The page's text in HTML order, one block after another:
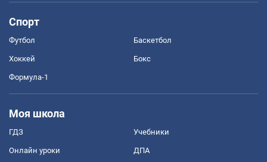
Спорт
Футбол Баскетбол
Хоккей Бокс
Формула-1
Моя школа
ГДЗ Учебники
Онлайн уроки ДПА